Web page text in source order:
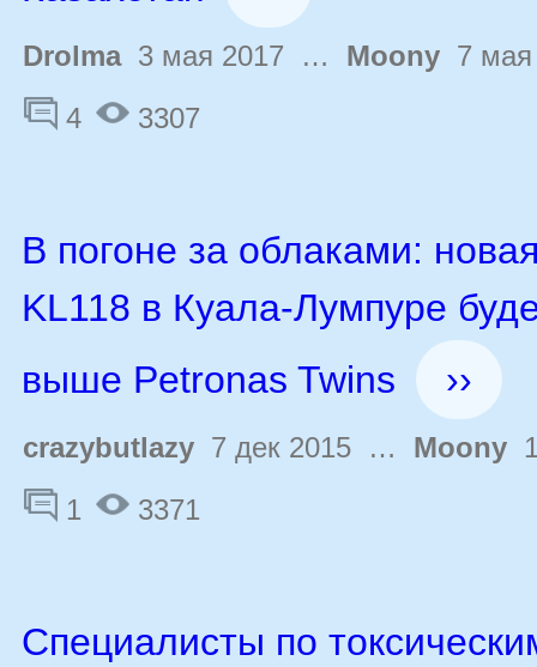
Drolma3 мая 2017 … Moony 7 мая
4
3307
В погоне за облаками:
KL118 в Куала-Лумпуре
выше Petronas Twins
››
crazybutlazy 7 дек 2015 … Moony
1
3371
Специалисты по